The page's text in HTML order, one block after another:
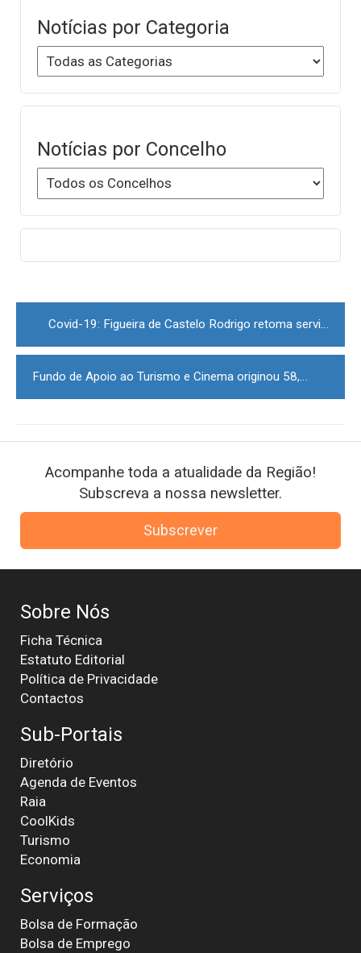
Notícias por Categoria
Notícias por Concelho
Post
navigation
Acompanhe toda a atualidade da Região!
Subscreva a nossa newsletter.
Subscrever
Sobre Nós
Ficha Técnica
Estatuto Editorial
Política de Privacidade
Contactos
Sub-Portais
Diretório
Agenda de Eventos
Raia
CoolKids
Turismo
Economia
Serviços
Bolsa de Formação
Bolsa de Emprego